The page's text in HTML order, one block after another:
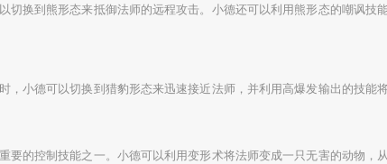
换到熊形态来抵御法师的远程攻击。小德还可以利用熊形态的嘲讽技
小德可以切换到猎豹形态来迅速接近法师，并利用高爆发输出的技能
的控制技能之一。小德可以利用变形术将法师变成一只无害的动物，